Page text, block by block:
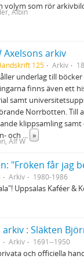
volym som rör
Albin
Axelsons arkiv
125 Arkiv
underlag till
finns även ett
samt
Norrbotten. Till
klippsamling
och ... »
Alf W
Arkiv 1980-1986
Uppsalas Kaféer &
: Släkten
Arkiv 1691--1950
och officiella